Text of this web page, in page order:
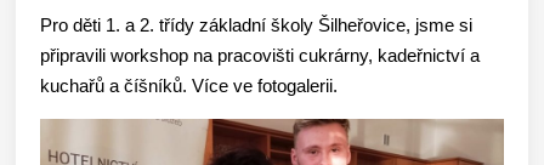
Pro děti 1. a 2. třídy základní školy Šilheřovice, jsme si
připravili workshop na pracovišti cukrárny, kadeřnictví a
kuchařů a číšníků. Více ve fotogalerii.